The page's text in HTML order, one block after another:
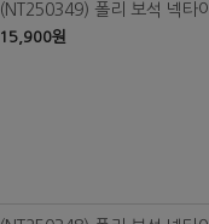
(NT250349) 폴리 보석 넥타이
15,900원